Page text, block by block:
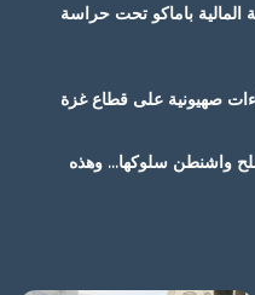
المالية باماكو تحت حراسة
صهيونية على قطاع غزة
واشنطن سلوكها… وهذه